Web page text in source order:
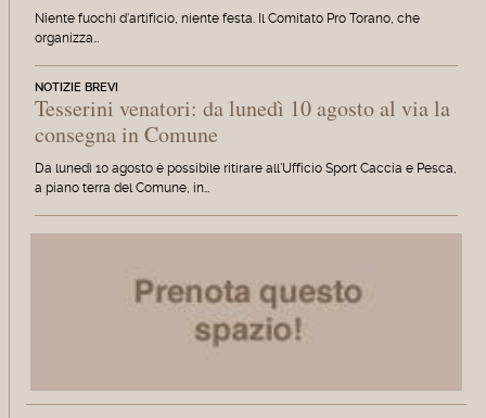
Niente fuochi d'artificio, niente festa. Il Comitato Pro Torano, che
organizza…
NOTIZIE BREVI
Tesserini venatori: da lunedì 10 agosto al via la
consegna in Comune
Da lunedì 10 agosto è possibile ritirare all'Ufficio Sport Caccia e Pesca,
a piano terra del Comune, in…